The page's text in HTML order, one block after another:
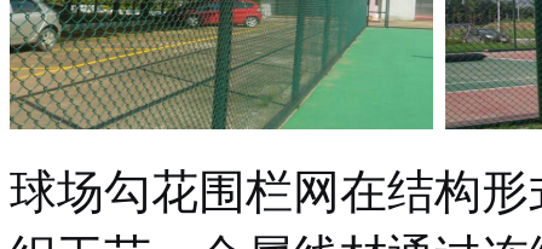
球场勾花围栏网在结构